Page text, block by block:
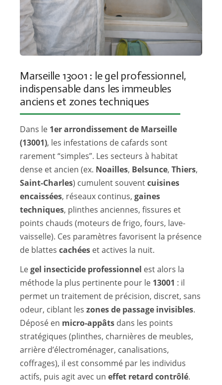
Marseille 13001 : le gel professionnel,
indispensable dans les immeubles
anciens et zones techniques
Dans le 1er arrondissement de Marseille
(13001), les infestations de cafards sont
rarement “simples”. Les secteurs à habitat
dense et ancien (ex. Noailles, Belsunce, Thiers,
Saint-Charles) cumulent souventcuisines
encaissées, réseaux continus, gaines
techniques, plinthes anciennes, fissures et
points chauds (moteurs de frigo, fours, lave-
vaisselle). Ces paramètres favorisent la présence
de blattes cachées et actives la nuit.
Legel insecticide professionnel est alors la
méthode la plus pertinente pour le 13001 : il
permet un traitement de précision, discret, sans
odeur, ciblant les zones de passage invisibles.
Déposé en micro-appâts dans les points
stratégiques (plinthes, charnières de meubles,
arrière d’électroménager, canalisations,
coffrages), il est consommé par les individus
actifs, puis agit avec un effet retard contrôlé.